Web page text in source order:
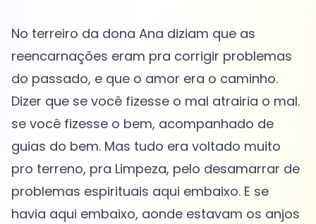
No terreiro da dona Ana diziam que as
reencarnações eram pra corrigir problemas
do passado, e que o amor era o caminho.
Dizer que se você fizesse o mal atrairia o mal.
se você fizesse o bem, acompanhado de
guias do bem. Mas tudo era voltado muito
pro terreno, pra Limpeza, pelo desamarrar de
problemas espirituais aqui embaixo. E se
havia aqui embaixo, aonde estavam os anjos